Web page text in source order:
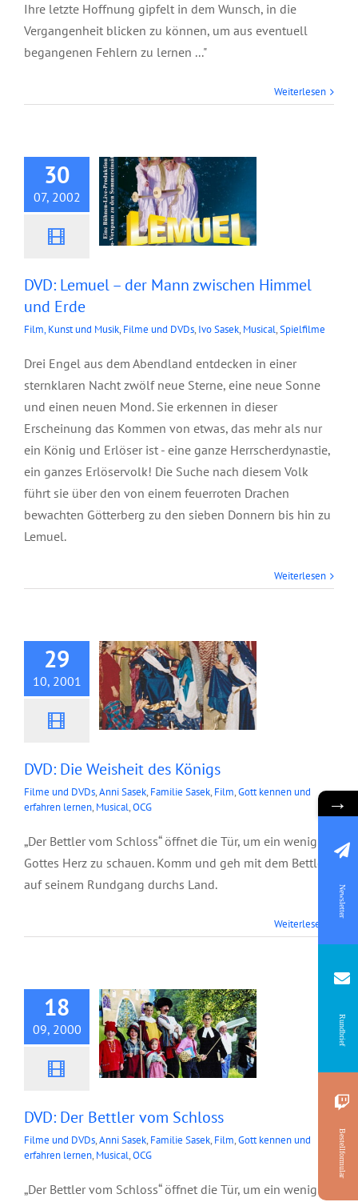
Ihre letzte Hoffnung gipfelt in dem Wunsch, in die
Vergangenheit blicken zu können, um aus eventuell
begangenen Fehlern zu lernen ..."
Weiterlesen
30
07, 2002
DVD: Lemuel – der Mann zwischen Himmel
und Erde
Film, Kunst und Musik, Filme und DVDs, Ivo Sasek, Musical,Spielfilme
Drei Engel aus dem Abendland entdecken in einer
sternklaren Nacht zwölf neue Sterne, eine neue Sonne
und einen neuen Mond. Sie erkennen in dieser
Erscheinung das Kommen von etwas, das mehr als nur
ein König und Erlöser ist - eine ganze Herrscherdynastie,
ein ganzes Erlöservolk! Die Suche nach diesem Volk
führt sie über den von einem feuerroten Drachen
bewachten Götterberg zu den sieben Donnern bis hin zu
Lemuel.
Weiterlesen
29
10, 2001
DVD: Die Weisheit
DVD: Die Weisheit des Königs
Filme und DVDs,Anni Sasek, Familie Sasek, Film,Gott kennen und
erfahren lernen, Musical,OCG
„Der Bettler vom Schloss“ öffnet die Tür, um ein wenig in
Gottes Herz zu schauen. Komm und geh mit dem Bettler
auf seinem Rundgang durchs Land.
Weiterlesen
18
09, 2000
DVD: Der Bettler
DVD: Der Bettler vom Schloss
Filme und DVDs,Anni Sasek, Familie Sasek, Film,Gott kennen und
erfahren lernen, Musical,OCG
„Der Bettler vom Schloss“ öffnet die Tür, um ein wenig in
→
Newsletter
Rundbrief
Bestellformular